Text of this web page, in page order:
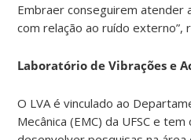
Embraer conseguirem atender
com relação ao ruído externo”,
Laboratório de Vibrações e
O LVA é vinculado ao
Mecânica (EMC) da UFSC e